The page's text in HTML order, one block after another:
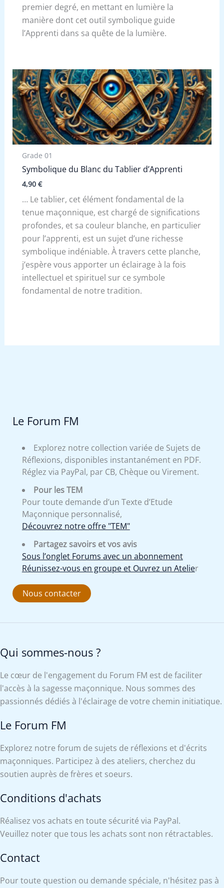
premier degré, en mettant en lumière la
manière dont cet outil symbolique guide
l’Apprenti dans sa quête de la lumière.
Grade 01
Symbolique du Blanc du Tablier d’Apprenti
4,90 €
… Le tablier, cet élément fondamental de la
tenue maçonnique, est chargé de significations
profondes, et sa couleur blanche, en particulier
pour l’apprenti, est un sujet d’une richesse
symbolique indéniable. À travers cette planche,
j’espère vous apporter un éclairage à la fois
intellectuel et spirituel sur ce symbole
fondamental de notre tradition.
Le Forum FM
Explorez notre collection variée de Sujets de
Réflexions, disponibles instantanément en PDF.
Réglez via PayPal, par CB, Chèque ou Virement.
Pour les TEM
Pour toute demande d’un Texte d’Etude
Maçonnique personnalisé,
Découvrez notre offre "TEM"
Partagez savoirs et vos avis
Sous l’onglet Forums avec un abonnement
Réunissez-vous en groupe et Ouvrez un Atelier
Nous contacter
Qui sommes-nous ?
Le cœur de l'engagement du Forum FM est de faciliter
l'accès à la sagesse maçonnique. Nous sommes des
passionnés dédiés à l'éclairage de votre chemin initiatique.
Le Forum FM
Explorez notre forum de sujets de réflexions et d'écrits
maçonniques. Participez à des ateliers, cherchez du
soutien auprès de frères et soeurs.
Conditions d'achats
Réalisez vos achats en toute sécurité via PayPal.
Veuillez noter que tous les achats sont non rétractables.
Contact
Pour toute question ou demande spéciale, n'hésitez pas à